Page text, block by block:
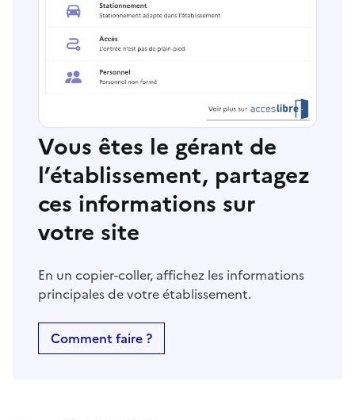
Vous êtes le gérant de
l’établissement, partagez
ces informations sur
votre site
En un copier-coller, affichez les informations
principales de votre établissement.
Comment faire ?